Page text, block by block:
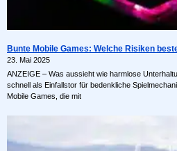
Bunte Mobile Games: Welche Risiken
23. Mai 2025
ANZEIGE – Was aussieht wie harmlose
schnell als Einfallstor für bedenkliche
Mobile Games, die mit